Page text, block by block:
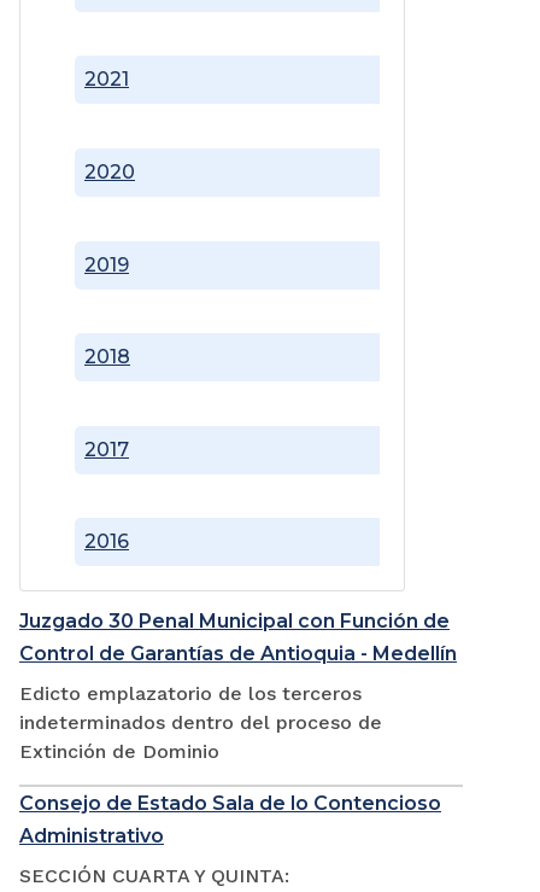
2016
2017
2018
2019
2020
2021
Juzgado 30 Penal Municipal con Función de
Control de Garantías de Antioquia - Medellín
Edicto emplazatorio de los terceros
indeterminados dentro del proceso de
Extinción de Dominio
Consejo de Estado Sala de lo Contencioso
Administrativo
SECCIÓN CUARTA Y QUINTA: